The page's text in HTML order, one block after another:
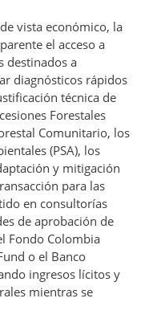
vista económico, la
el acceso a
destinados a
diagnósticos rápidos
técnica de
Forestales
Comunitario, los
(PSA), los
y mitigación
para las
en consultorías
de aprobación de
Fondo Colombia
o el Banco
ingresos lícitos y
mientras se